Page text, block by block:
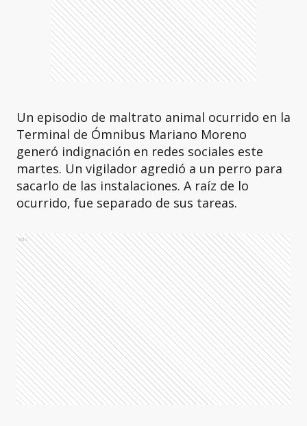
Un episodio de maltrato animal ocurrido en la
Terminal de Ómnibus Mariano Moreno
generó indignación en redes sociales este
martes. Un vigilador agredió a un perro para
sacarlo de las instalaciones. A raíz de lo
ocurrido, fue separado de sus tareas.
Ads